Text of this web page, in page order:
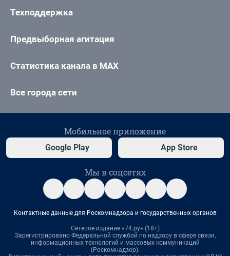
Техподдержка
Предвыборная агитация
Статистика канала в MAX
Все города сети
Мобильное приложение
Google Play App Store
Мы в соцсетях
Контактные данные для Роскомнадзора и государственных органов
Сетевое издание «74.ру» (18+)
Зарегистрировано Федеральной службой по надзору в сфере связи,
информационных технологий и массовых коммуникаций
(Роскомнадзор).